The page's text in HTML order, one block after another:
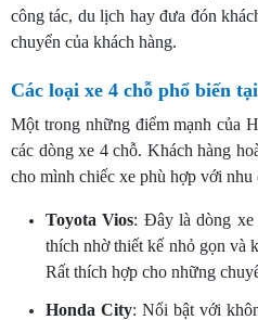
công tác, du lịch hay đưa đón
chuyển của khách hàng.
Các loại xe 4 chỗ phổ biến
Một trong những điểm mạnh của
các dòng xe 4 chỗ. Khách hàng
cho mình chiếc xe phù hợp với nhu
Toyota Vios: Đây là dòng xe
thích nhờ thiết kế nhỏ gọn và
Rất thích hợp cho những
Honda City: Nổi bật với